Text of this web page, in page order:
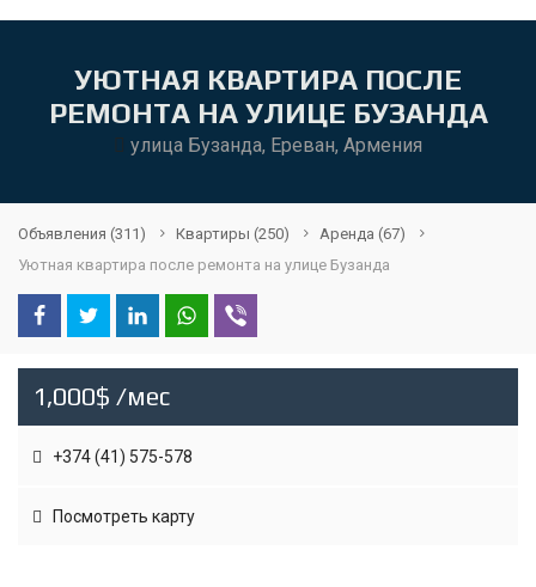
УЮТНАЯ КВАРТИРА ПОСЛЕ
РЕМОНТА НА УЛИЦЕ БУЗАНДА
улица Бузанда, Ереван, Армения
Объявления (311) Квартиры (250) Аренда (67)
Уютная квартира после ремонта на улице Бузанда
1,000$ /мес
+374 (41) 575-578
Посмотреть карту